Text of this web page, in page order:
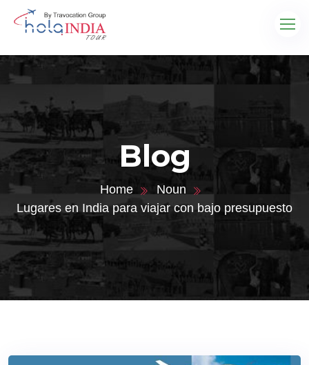
Blog
Home
Noun
Lugares en India para viajar con bajo presupuesto